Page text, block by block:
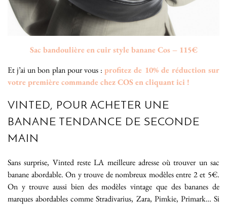
Sac bandoulière en cuir style banane Cos – 115€
Et j’ai un bon plan pour vous :profitez de 10% de réduction sur
votre première commande chez COS en cliquant ici !
VINTED, POUR ACHETER UNE
BANANE TENDANCE DE SECONDE
MAIN
Sans surprise, Vinted reste LA meilleure adresse où trouver un sac
banane abordable. On y trouve de nombreux modèles entre 2 et 5€.
On y trouve aussi bien des modèles vintage que des bananes de
marques abordables comme Stradivarius, Zara, Pimkie, Primark… Si